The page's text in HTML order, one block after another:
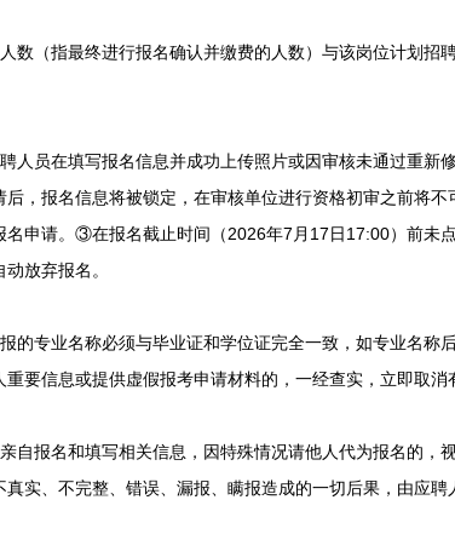
（指最终进行报名确认并缴费的人数）与该岗位计划招
在填写报名信息并成功上传照片或因审核未通过重新修
，报名信息将被锁定，在审核单位进行资格初审之前将
名申请。③在报名截止时间（2026年7月17日17:00）前未
放弃报名。
专业名称必须与毕业证和学位证完全一致，如专业名称
要信息或提供虚假报考申请材料的，一经查实，立即取消
报名和填写相关信息，因特殊情况请他人代为报名的，
实、不完整、错误、漏报、瞒报造成的一切后果，由应聘